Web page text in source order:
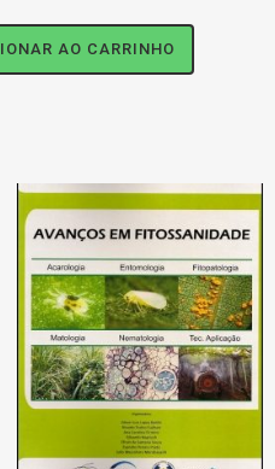
AO CARRINHO